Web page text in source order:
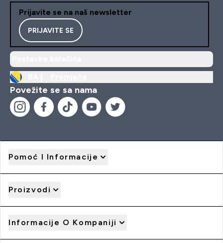
Prijavite se na naš newsletter
PRIJAVITE SE
Povežite se sa nama
Pomoć I Informacije
Proizvodi
Informacije O Kompaniji